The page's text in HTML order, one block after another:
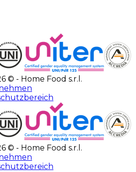
© - Home Food s.r.l.
© - Home Food s.r.l.